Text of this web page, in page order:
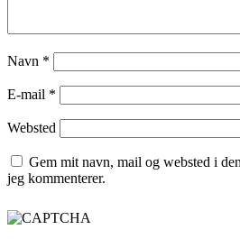
Navn *
E-mail *
Websted
Gem mit navn, mail og websted i
jeg kommenterer.